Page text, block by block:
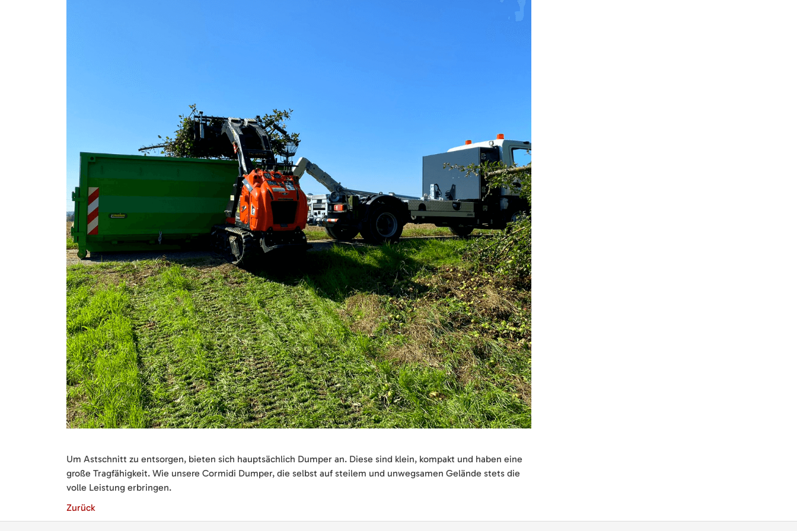
Um Astschnitt zu entsorgen, bieten sich hauptsächlich Dumper an. Diese sind klein, kompakt und haben eine
große Tragfähigkeit. Wie unsere Cormidi Dumper, die selbst auf steilem und unwegsamen Gelände stets die
volle Leistung erbringen.
Zurück